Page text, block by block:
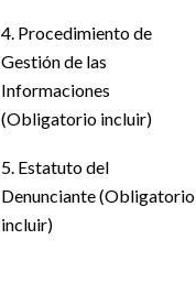
4. Procedimiento de
Gestión de las
Informaciones
(Obligatorio incluir)
5. Estatuto del
Denunciante (Obligatorio
incluir)